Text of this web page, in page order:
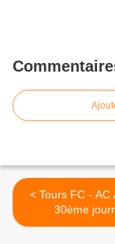
< Tours FC - AC Ajaccio :
30ème